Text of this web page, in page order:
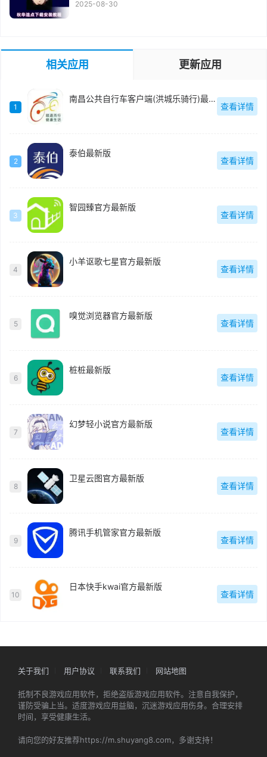
2025-08-30
相关应用 更新应用
1
南昌公共自行车客户端(洪城乐骑行)最新版
查看详情
2
泰伯最新版
查看详情
3
智园臻官方最新版
查看详情
4
小羊讴歌七星官方最新版
查看详情
5
嗅觉浏览器官方最新版
查看详情
6
桩桩最新版
查看详情
7
幻梦轻小说官方最新版
查看详情
8
卫星云图官方最新版
查看详情
9
腾讯手机管家官方最新版
查看详情
10
日本快手kwai官方最新版
查看详情
关于我们 用户协议 联系我们 网站地图
抵制不良游戏应用软件，拒绝盗版游戏应用软件。注意自我保护，
谨防受骗上当。适度游戏应用益脑，沉迷游戏应用伤身。合理安排
时间，享受健康生活。
请向您的好友推荐https://m.shuyang8.com，多谢支持！